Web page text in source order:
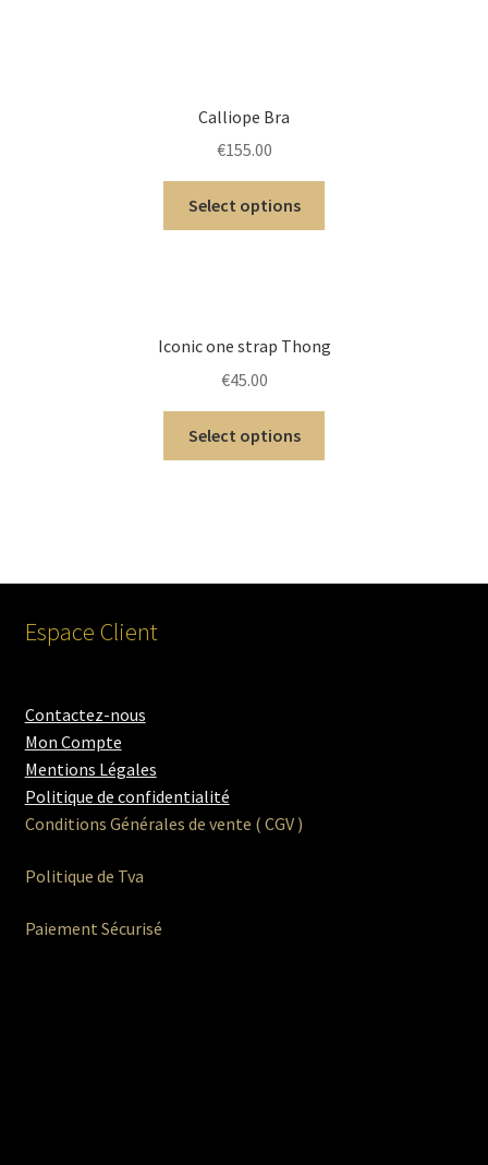
Calliope Bra
€155.00
Select options
Iconic one strap Thong
€45.00
Select options
Espace Client
Contactez-nous
Mon Compte
Mentions Légales
Politique de confidentialité
Conditions Générales de vente ( CGV )
Politique de Tva
Paiement Sécurisé